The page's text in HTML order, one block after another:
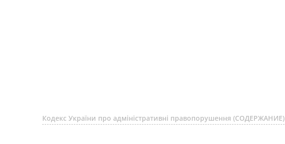
Кодекс України про адміністративні правопорушення (СОДЕРЖАНИЕ)